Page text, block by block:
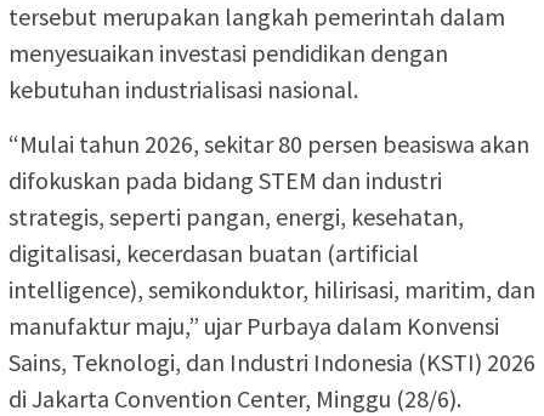
tersebut merupakan langkah pemerintah dalam
menyesuaikan investasi pendidikan dengan
kebutuhan industrialisasi nasional.
“Mulai tahun 2026, sekitar 80 persen beasiswa akan
difokuskan pada bidang STEM dan industri
strategis, seperti pangan, energi, kesehatan,
digitalisasi, kecerdasan buatan (artificial
intelligence), semikonduktor, hilirisasi, maritim, dan
manufaktur maju,” ujar Purbaya dalam Konvensi
Sains, Teknologi, dan Industri Indonesia (KSTI) 2026
di Jakarta Convention Center, Minggu (28/6).